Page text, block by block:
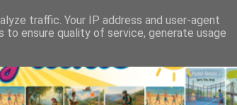
traffic. Your IP address and user-agent
ensure quality of service, generate usage